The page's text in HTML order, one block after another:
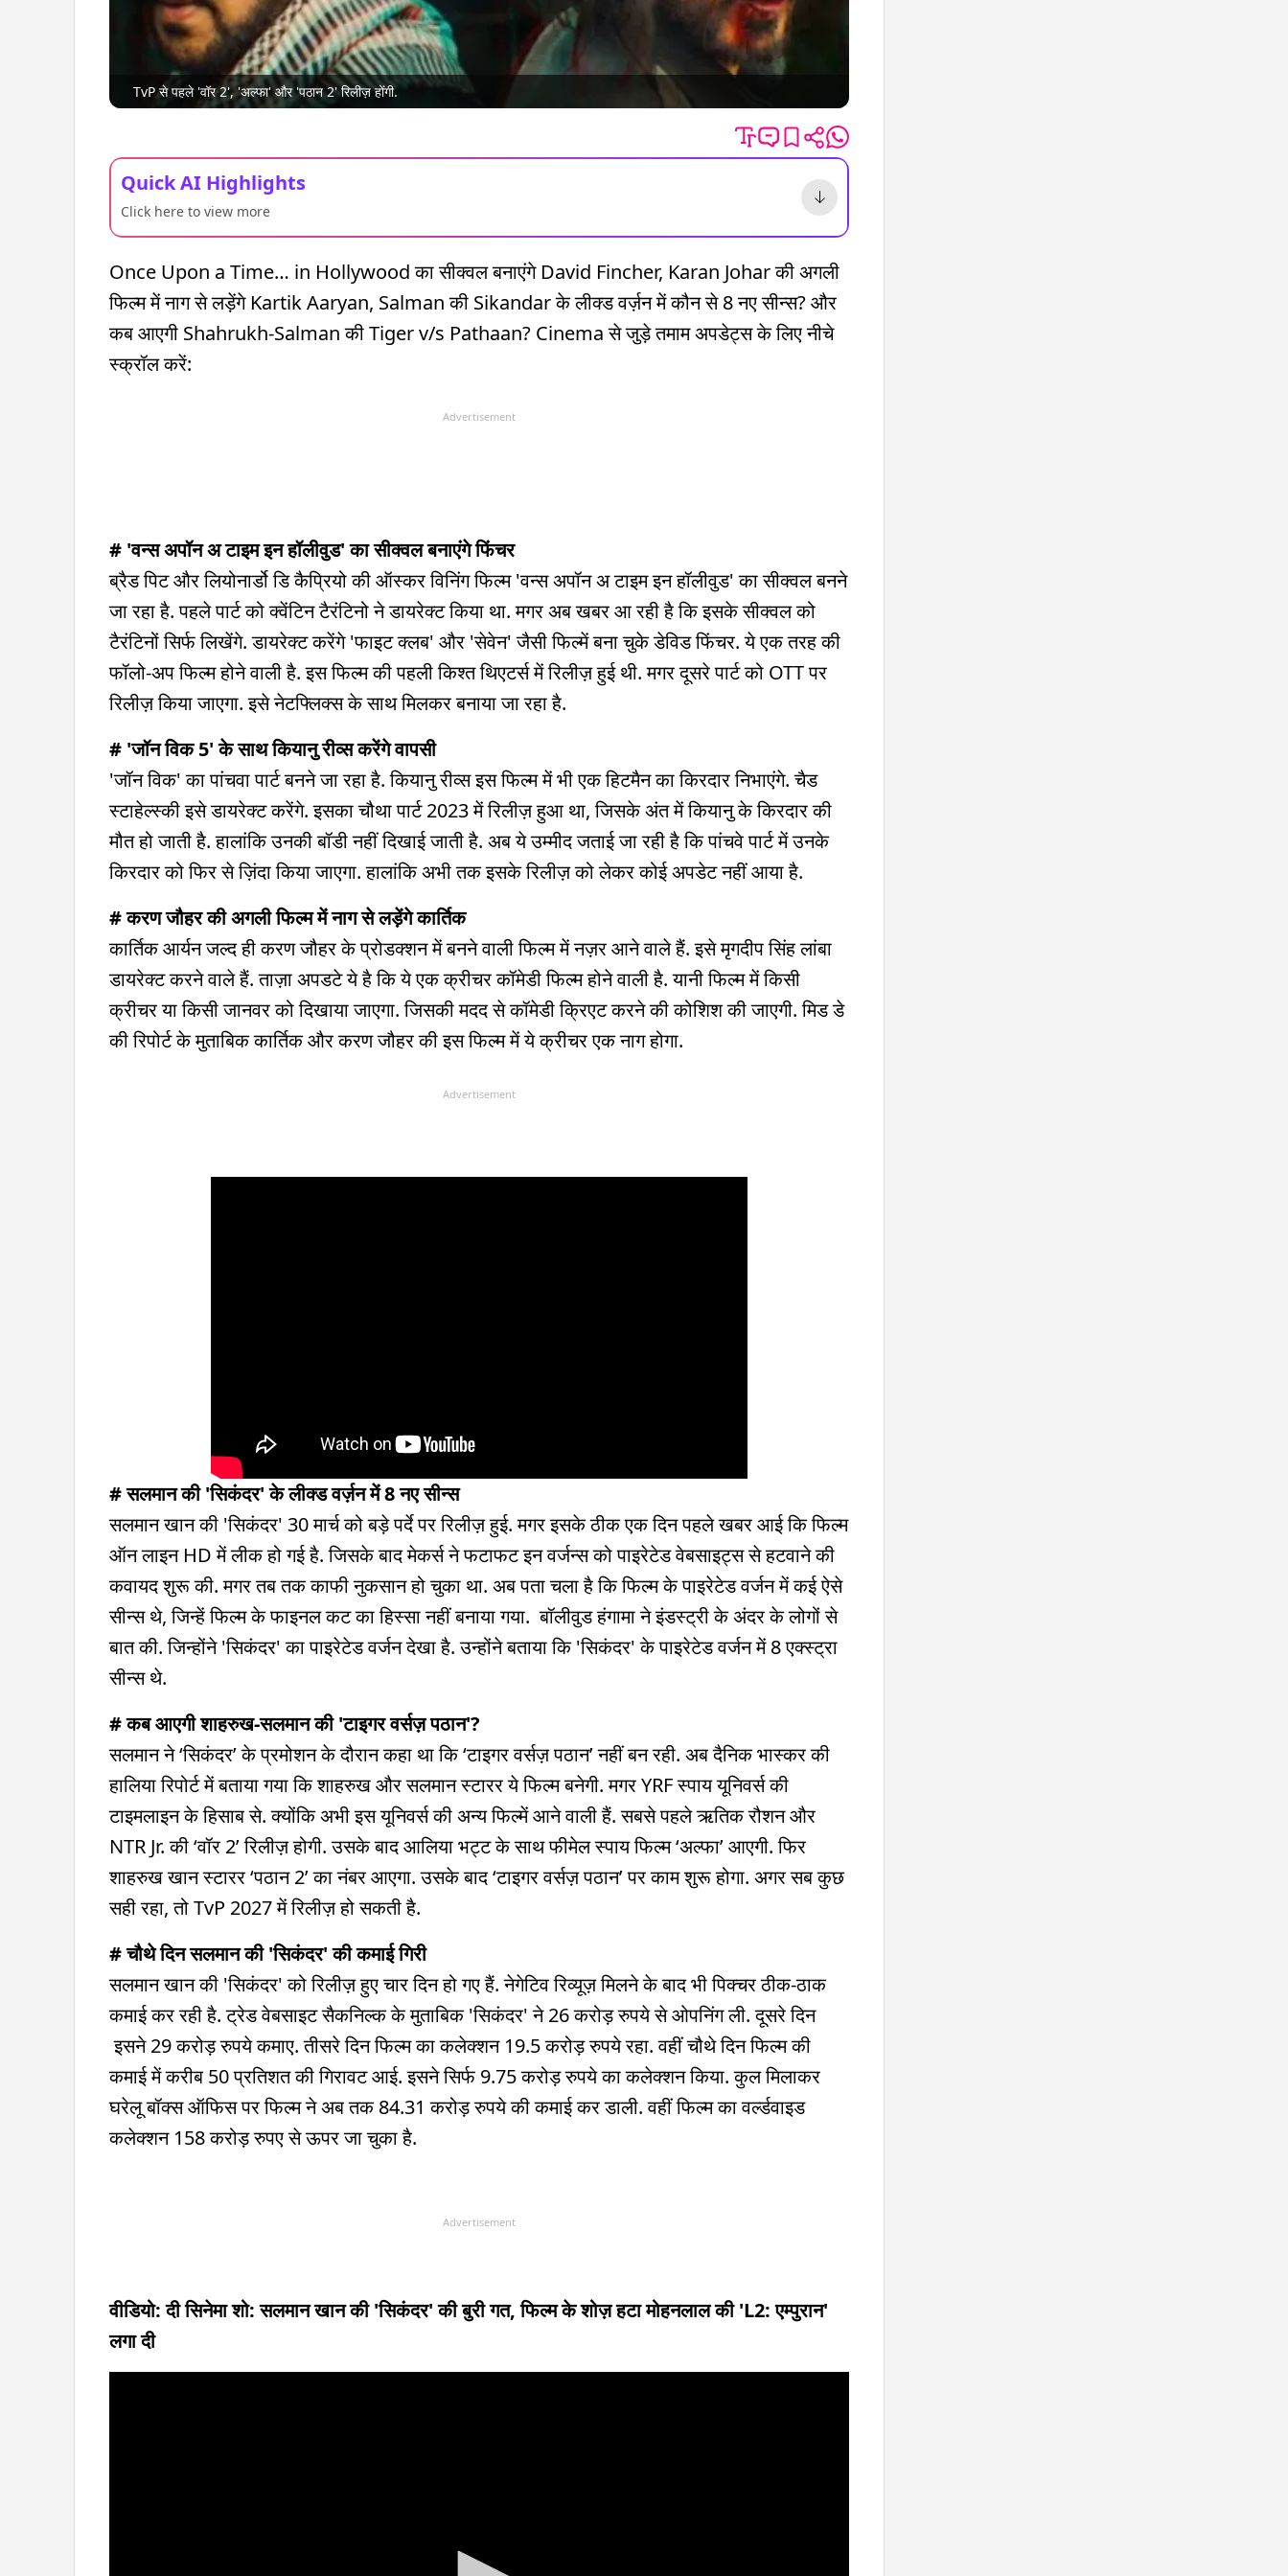
TvP से पहले 'वॉर 2', 'अल्फा' और 'पठान 2' रिलीज़ होंगी.
Quick AI Highlights
Click here to view more
Once Upon a Time… in Hollywood का सीक्वल बनाएंगे David Fincher, Karan Johar की अगली
फिल्म में नाग से लड़ेंगे Kartik Aaryan, Salman की Sikandar के लीक्ड वर्ज़न में कौन से 8 नए सीन्स? और
कब आएगी Shahrukh-Salman की Tiger v/s Pathaan? Cinema से जुड़े तमाम अपडेट्स के लिए नीचे
स्क्रॉल करें:
Advertisement
# 'वन्स अपॉन अ टाइम इन हॉलीवुड' का सीक्वल बनाएंगे फिंचर
ब्रैड पिट और लियोनार्डो डि कैप्रियो की ऑस्कर विनिंग फिल्म 'वन्स अपॉन अ टाइम इन हॉलीवुड' का सीक्वल बनने
जा रहा है. पहले पार्ट को क्वेंटिन टैरंटिनो ने डायरेक्ट किया था. मगर अब खबर आ रही है कि इसके सीक्वल को
टैरंटिनों सिर्फ लिखेंगे. डायरेक्ट करेंगे 'फाइट क्लब' और 'सेवेन' जैसी फिल्में बना चुके डेविड फिंचर. ये एक तरह की
फॉलो-अप फिल्म होने वाली है. इस फिल्म की पहली किश्त थिएटर्स में रिलीज़ हुई थी. मगर दूसरे पार्ट को OTT पर
रिलीज़ किया जाएगा. इसे नेटफ्लिक्स के साथ मिलकर बनाया जा रहा है.
# 'जॉन विक 5' के साथ कियानु रीव्स करेंगे वापसी
'जॉन विक' का पांचवा पार्ट बनने जा रहा है. कियानु रीव्स इस फिल्म में भी एक हिटमैन का किरदार निभाएंगे. चैड
स्टाहेल्स्की इसे डायरेक्ट करेंगे. इसका चौथा पार्ट 2023 में रिलीज़ हुआ था, जिसके अंत में कियानु के किरदार की
मौत हो जाती है. हालांकि उनकी बॉडी नहीं दिखाई जाती है. अब ये उम्मीद जताई जा रही है कि पांचवे पार्ट में उनके
किरदार को फिर से ज़िंदा किया जाएगा. हालांकि अभी तक इसके रिलीज़ को लेकर कोई अपडेट नहीं आया है.
# करण जौहर की अगली फिल्म में नाग से लड़ेंगे कार्तिक
कार्तिक आर्यन जल्द ही करण जौहर के प्रोडक्शन में बनने वाली फिल्म में नज़र आने वाले हैं. इसे मृगदीप सिंह लांबा
डायरेक्ट करने वाले हैं. ताज़ा अपडटे ये है कि ये एक क्रीचर कॉमेडी फिल्म होने वाली है. यानी फिल्म में किसी
क्रीचर या किसी जानवर को दिखाया जाएगा. जिसकी मदद से कॉमेडी क्रिएट करने की कोशिश की जाएगी. मिड डे
की रिपोर्ट के मुताबिक कार्तिक और करण जौहर की इस फिल्म में ये क्रीचर एक नाग होगा.
Advertisement
# सलमान की 'सिकंदर' के लीक्ड वर्ज़न में 8 नए सीन्स
सलमान खान की 'सिकंदर' 30 मार्च को बड़े पर्दे पर रिलीज़ हुई. मगर इसके ठीक एक दिन पहले खबर आई कि फिल्म
ऑन लाइन HD में लीक हो गई है. जिसके बाद मेकर्स ने फटाफट इन वर्जन्स को पाइरेटेड वेबसाइट्स से हटवाने की
कवायद शुरू की. मगर तब तक काफी नुकसान हो चुका था. अब पता चला है कि फिल्म के पाइरेटेड वर्जन में कई ऐसे
सीन्स थे, जिन्हें फिल्म के फाइनल कट का हिस्सा नहीं बनाया गया. बॉलीवुड हंगामा ने इंडस्ट्री के अंदर के लोगों से
बात की. जिन्होंने 'सिकंदर' का पाइरेटेड वर्जन देखा है. उन्होंने बताया कि 'सिकंदर' के पाइरेटेड वर्जन में 8 एक्स्ट्रा
सीन्स थे.
# कब आएगी शाहरुख-सलमान की 'टाइगर वर्सज़ पठान'?
सलमान ने ‘सिकंदर’ के प्रमोशन के दौरान कहा था कि ‘टाइगर वर्सज़ पठान’ नहीं बन रही. अब दैनिक भास्कर की
हालिया रिपोर्ट में बताया गया कि शाहरुख और सलमान स्टारर ये फिल्म बनेगी. मगर YRF स्पाय यूनिवर्स की
टाइमलाइन के हिसाब से. क्योंकि अभी इस यूनिवर्स की अन्य फिल्में आने वाली हैं. सबसे पहले ऋतिक रौशन और
NTR Jr. की ‘वॉर 2’ रिलीज़ होगी. उसके बाद आलिया भट्ट के साथ फीमेल स्पाय फिल्म ‘अल्फा’ आएगी. फिर
शाहरुख खान स्टारर ‘पठान 2’ का नंबर आएगा. उसके बाद ‘टाइगर वर्सज़ पठान’ पर काम शुरू होगा. अगर सब कुछ
सही रहा, तो TvP 2027 में रिलीज़ हो सकती है.
# चौथे दिन सलमान की 'सिकंदर' की कमाई गिरी
सलमान खान की 'सिकंदर' को रिलीज़ हुए चार दिन हो गए हैं. नेगेटिव रिव्यूज़ मिलने के बाद भी पिक्चर ठीक-ठाक
कमाई कर रही है. ट्रेड वेबसाइट सैकनिल्क के मुताबिक 'सिकंदर' ने 26 करोड़ रुपये से ओपनिंग ली. दूसरे दिन
इसने 29 करोड़ रुपये कमाए. तीसरे दिन फिल्म का कलेक्शन 19.5 करोड़ रुपये रहा. वहीं चौथे दिन फिल्म की
कमाई में करीब 50 प्रतिशत की गिरावट आई. इसने सिर्फ 9.75 करोड़ रुपये का कलेक्शन किया. कुल मिलाकर
घरेलू बॉक्स ऑफिस पर फिल्म ने अब तक 84.31 करोड़ रुपये की कमाई कर डाली. वहीं फिल्म का वर्ल्डवाइड
कलेक्शन 158 करोड़ रुपए से ऊपर जा चुका है.
Advertisement
वीडियो: दी सिनेमा शो: सलमान खान की 'सिकंदर' की बुरी गत, फिल्म के शोज़ हटा मोहनलाल की 'L2: एम्पुरान'
लगा दी